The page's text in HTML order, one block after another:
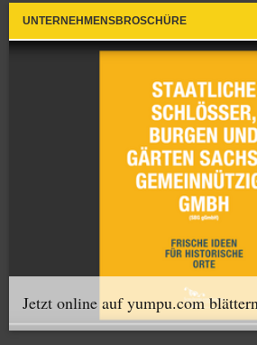
UNTERNEHMENSBROSCHÜRE
Jetzt online auf yumpu.com